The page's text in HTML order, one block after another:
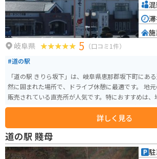
岐阜県 5 （口コミ1件）
#道の駅
「道の駅 きりら坂下」は、岐阜県恵那郡坂下町にあ
然に囲まれた場所で、ドライブ休憩に最適です。 地元の新鮮な野菜や果物が
販売されている直売所が人気です。特におすすめは、
を使ったトマトジュースです。濃厚な味わいが楽しめます。 バイク
際は、道の駅からほど近い「岩村城下町」の散策がお
の面影を残す城下町は、歴史好きにはたまらないス
は「いわむら城下町雛めぐり」というイベントも開催
賑わいます。
詳しく見る
混
滞
施
道の駅 賤母
駐